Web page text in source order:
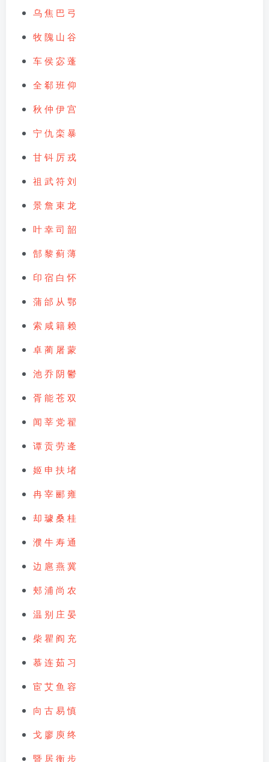
乌焦 巴 弓
牧隗 山 谷
车侯 宓 蓬
全 郗班 仰
秋 仲 伊宫
宁仇栾暴
甘钭 厉 戎
祖 武符刘
景詹 束 龙
叶幸司 韶
郜 黎 蓟薄
印 宿 白 怀
蒲邰 从 鄂
索 咸籍 赖
卓蔺 屠蒙
池乔 阴 鬱
胥 能苍双
闻 莘 党翟
谭贡劳 逄
姬 申 扶 堵
冉宰郦雍
却 璩桑 桂
濮牛寿通
边 扈 燕 冀
郟 浦 尚 农
温 别 庄 晏
柴瞿 阎 充
慕连茹 习
宦 艾鱼 容
向 古易 慎
戈 廖 庾终
暨 居衡 步